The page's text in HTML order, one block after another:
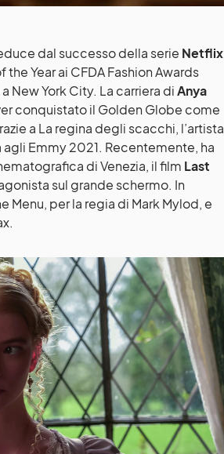
dal successo della serie Netflix
Year ai CFDA Fashion Awards
New York City. La carriera diAnya
conquistato il Golden Globe come
a La regina degli scacchi, l’artista
Emmy 2021. Recentemente, ha
di Venezia, il film Last
sul grande schermo. In
Menu, per la regia di Mark Mylod, e